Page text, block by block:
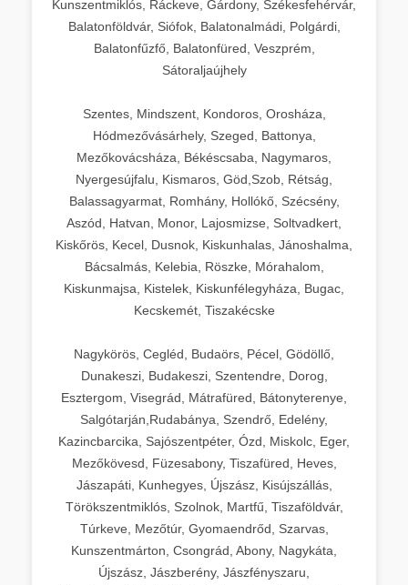
Kunszentmiklós, Ráckeve, Gárdony, Székesfehérvár,
Balatonföldvár, Siófok, Balatonalmádi, Polgárdi,
Balatonfűzfő, Balatonfüred, Veszprém,
Sátoraljaújhely
Szentes, Mindszent, Kondoros, Orosháza,
Hódmezővásárhely, Szeged, Battonya,
Mezőkovácsháza, Békéscsaba, Nagymaros,
Nyergesújfalu, Kismaros, Göd,Szob, Rétság,
Balassagyarmat, Romhány, Hollókő, Szécsény,
Aszód, Hatvan, Monor, Lajosmizse, Soltvadkert,
Kiskőrös, Kecel, Dusnok, Kiskunhalas, Jánoshalma,
Bácsalmás, Kelebia, Röszke, Mórahalom,
Kiskunmajsa, Kistelek, Kiskunfélegyháza, Bugac,
Kecskemét, Tiszakécske
Nagykörös, Cegléd, Budaörs, Pécel, Gödöllő,
Dunakeszi, Budakeszi, Szentendre, Dorog,
Esztergom, Visegrád, Mátrafüred, Bátonyterenye,
Salgótarján,Rudabánya, Szendrő, Edelény,
Kazincbarcika, Sajószentpéter, Ózd, Miskolc, Eger,
Mezőkövesd, Füzesabony, Tiszafüred, Heves,
Jászapáti, Kunhegyes, Újszász, Kisújszállás,
Törökszentmiklós, Szolnok, Martfű, Tiszaföldvár,
Túrkeve, Mezőtúr, Gyomaendrőd, Szarvas,
Kunszentmárton, Csongrád, Abony, Nagykáta,
Újszász, Jászberény, Jászfényszaru,